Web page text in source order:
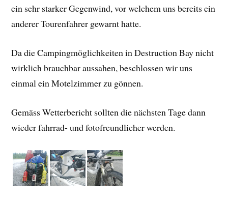
ein sehr starker Gegenwind, vor welchem uns bereits ein
anderer Tourenfahrer gewarnt hatte.
Da die Campingmöglichkeiten in Destruction Bay nicht
wirklich brauchbar aussahen, beschlossen wir uns
einmal ein Motelzimmer zu gönnen.
Gemäss Wetterbericht sollten die nächsten Tage dann
wieder fahrrad- und fotofreundlicher werden.